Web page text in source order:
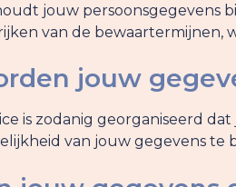
jouw persoonsgegevens
van de bewaartermijnen,
jouw
is zodanig georganiseerd
van jouw gegevens te